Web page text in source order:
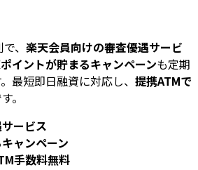
、 楽天会員向けの審査優遇サービ
イントが貯まるキャンペーンも定期
最短即日融資に対応し、 提携ATMで
。
ービス
ャンペーン
手数料無料